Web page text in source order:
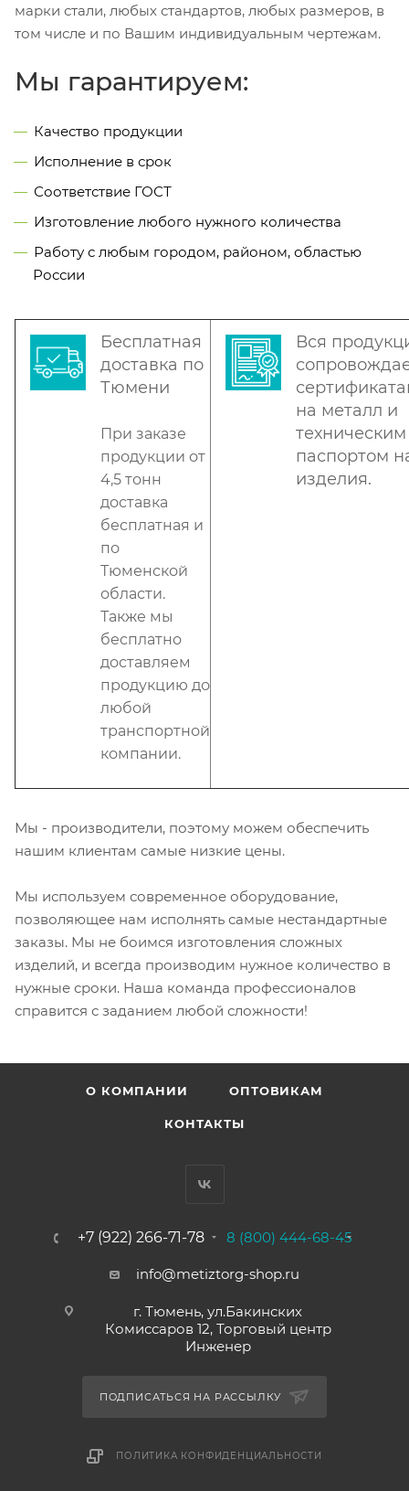
марки стали, любых стандартов, любых размеров, в
том числе и по Вашим индивидуальным чертежам.
Мы гарантируем:
Качество продукции
Исполнение в срок
Соответствие ГОСТ
Изготовление любого нужного количества
Работу с любым городом, районом, областью
России
Бесплатная
доставка по
Тюмени
При заказе
продукции от
4,5 тонн
доставка
бесплатная и
по
Тюменской
области.
Также мы
бесплатно
доставляем
продукцию до
любой
транспортной
компании.
Вся
на металл и
техническим
паспортом
изделия.
Мы - производители, поэтому можем обеспечить
нашим клиентам самые низкие цены.
Мы используем современное оборудование,
позволяющее нам исполнять самые нестандартные
заказы. Мы не боимся изготовления сложных
изделий, и всегда производим нужное количество в
нужные сроки. Наша команда профессионалов
справится с заданием любой сложности!
О КОМПАНИИ ОПТОВИКАМ
КОНТАКТЫ
+7 (922) 266-71-78 8 (800) 444-68-45
info@metiztorg-shop.ru
г. Тюмень, ул.Бакинских
Комиссаров 12, Торговый центр
Инженер
ПОДПИСАТЬСЯ НА РАССЫЛКУ
ПОЛИТИКА КОНФИДЕНЦИАЛЬНОСТИ